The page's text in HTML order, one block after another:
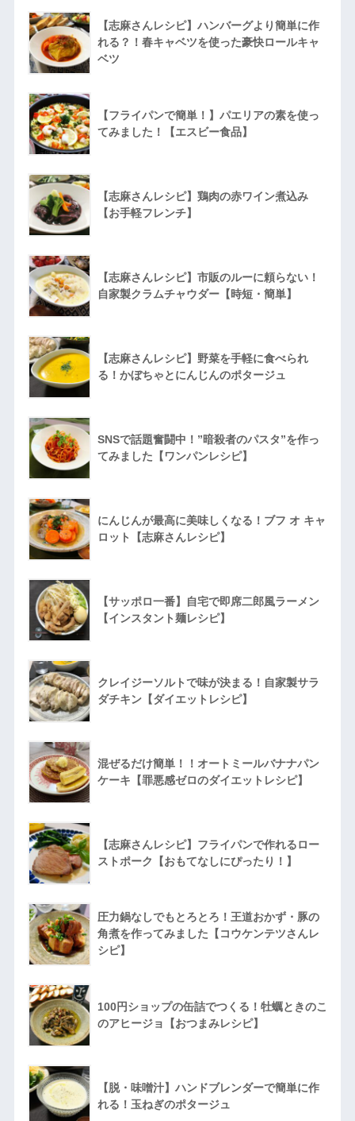
【志麻さんレシピ】ハンバーグより簡単に作
れる？！春キャベツを使った豪快ロールキャ
ベツ
【フライパンで簡単！】パエリアの素を使っ
てみました！【エスビー食品】
【志麻さんレシピ】鶏肉の赤ワイン煮込み
【お手軽フレンチ】
【志麻さんレシピ】市販のルーに頼らない！
自家製クラムチャウダー【時短・簡単】
【志麻さんレシピ】野菜を手軽に食べられ
る！かぼちゃとにんじんのポタージュ
SNSで話題奮闘中！”暗殺者のパスタ”を作っ
てみました【ワンパンレシピ】
にんじんが最高に美味しくなる！ブフ オ キャ
ロット【志麻さんレシピ】
【サッポロ一番】自宅で即席二郎風ラーメン
【インスタント麺レシピ】
クレイジーソルトで味が決まる！自家製サラ
ダチキン【ダイエットレシピ】
混ぜるだけ簡単！！オートミールバナナパン
ケーキ【罪悪感ゼロのダイエットレシピ】
【志麻さんレシピ】フライパンで作れるロー
ストポーク【おもてなしにぴったり！】
圧力鍋なしでもとろとろ！王道おかず・豚の
角煮を作ってみました【コウケンテツさんレ
シピ】
100円ショップの缶詰でつくる！牡蠣ときのこ
のアヒージョ【おつまみレシピ】
【脱・味噌汁】ハンドブレンダーで簡単に作
れる！玉ねぎのポタージュ